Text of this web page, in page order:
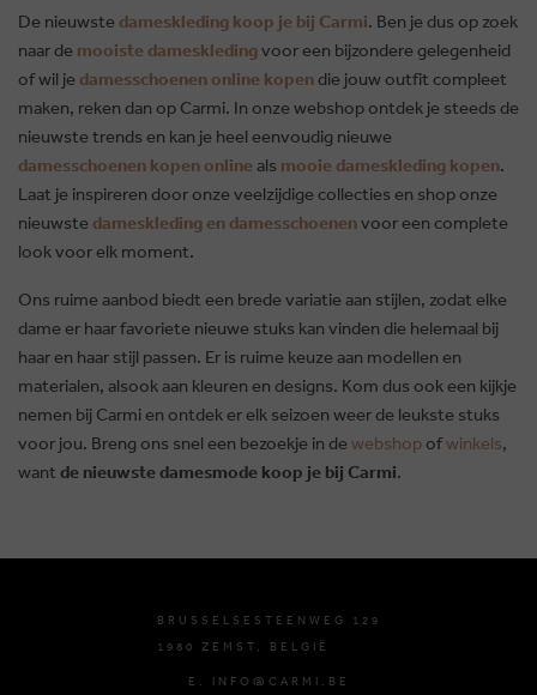
De nieuwste dameskleding koop je bij Carmi. Ben je dus op zoek
naar de mooiste dameskledingvoor een bijzondere gelegenheid
of wil je damesschoenen online kopendie jouw outfit compleet
maken, reken dan op Carmi. In onze webshop ontdek je steeds de
nieuwste trends en kan je heel eenvoudig nieuwe
damesschoenen kopen online als mooie dameskleding kopen.
Laat je inspireren door onze veelzijdige collecties en shop onze
nieuwste dameskleding en damesschoenenvoor een complete
look voor elk moment.
Ons ruime aanbod biedt een brede variatie aan stijlen, zodat elke
dame er haar favoriete nieuwe stuks kan vinden die helemaal bij
haar en haar stijl passen. Er is ruime keuze aan modellen en
materialen, alsook aan kleuren en designs. Kom dus ook een kijkje
nemen bij Carmi en ontdek er elk seizoen weer de leukste stuks
voor jou. Breng ons snel een bezoekje in dewebshopofwinkels,
want de nieuwste damesmode koop je bij Carmi.
BRUSSELSESTEENWEG 129
1980 ZEMST, BELGIË
E. INFO@CARMI.BE